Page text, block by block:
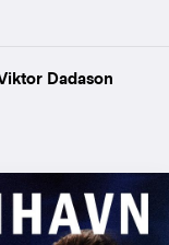
Dadason